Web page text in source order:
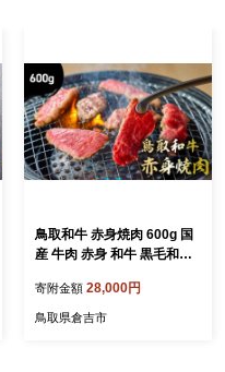
鳥取和牛 赤身焼肉 600g 国
産 牛肉 赤身 和牛 黒毛和牛
鳥取県 倉吉市 KR1447
寄附金額 28,000円
鳥取県倉吉市